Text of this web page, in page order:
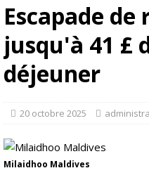
Escapade
jusqu'à 41 £
déjeuner
20 octobre 2025
Milaidhoo Maldives